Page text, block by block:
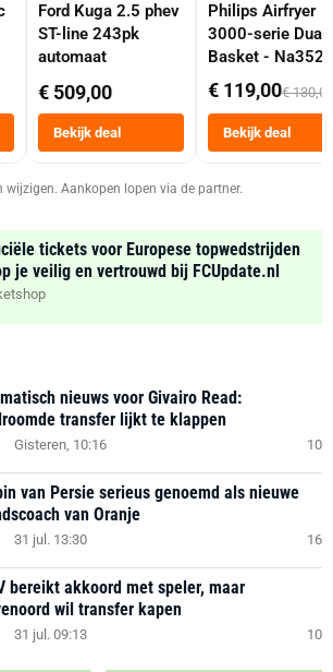
Ford Kuga 2.5 phev
ST-line 243pk
automaat
€ 509,00
Bekijk deal
Philips Airfryer
3000-serie Dual
Basket -
Dubbele Mand 9
Tot 6 Personen
Heteluchtfriteuse
Zwart
€ 119,00€ 130,00
Bekijk deal
wijzigen. Aankopen lopen via de partner.
tickets voor Europese topwedstrijden
je veilig en vertrouwd bij FCUpdate.nl
nieuws voor Givairo Read:
transfer lijkt te klappen
Gisteren, 10:16 10
van Persie serieus genoemd als nieuwe
van Oranje
31 jul. 13:30 16
bereikt akkoord met speler, maar
wil transfer kapen
31 jul. 09:13 10